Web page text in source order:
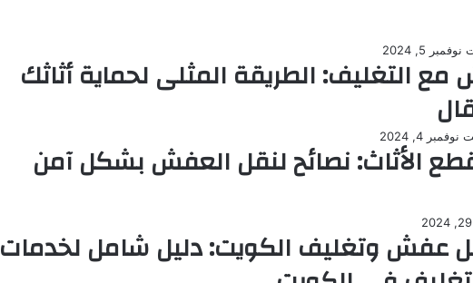
نوفمبر 5, 2024
التغليف: الطريقة المثلى لحماية أثاثك
نوفمبر 4, 2024
الأثاث: نصائح لنقل العفش بشكل آمن
عفش وتغليف الكويت: دليل شامل لخدمات